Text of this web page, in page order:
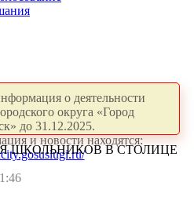
о деятельности
округа «Город
до 31.12.2025.
и новости находятся:
ШКОЛЬНИКОВ В СТОЛИЦЕ